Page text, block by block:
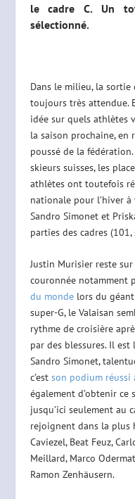
le cadre C. Un
sélectionné.
Dans le milieu, la sortie
toujours très attendue.
idée sur quels athlètes
la saison prochaine,
poussé de la
skieurs suisses, les
athlètes ont toutefois
nationale pour l’hiver à
Sandro Simonet et
parties des cadres
Justin Murisier reste
couronnée notamment
du mondelors du géant
super-G, le Valaisan
rythme de croisière
par des blessures. Il
Sandro Simonet,
c’est son podium réussi
également d’obtenir
jusqu’ici seulement au
rejoignent dans la plus
Caviezel, Beat Feuz,
Meillard, Marco
Ramon Zenhäusern.